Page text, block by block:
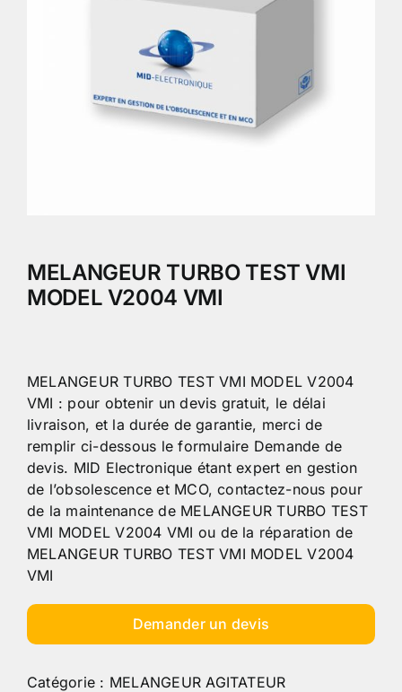
MELANGEUR TURBO TEST VMI
MODEL V2004 VMI
MELANGEUR TURBO TEST VMI MODEL V2004
VMI : pour obtenir un devis gratuit, le délai
livraison, et la durée de garantie, merci de
remplir ci-dessous le formulaire Demande de
devis. MID Electronique étant expert en gestion
de l’obsolescence et MCO, contactez-nous pour
de la maintenance de MELANGEUR TURBO TEST
VMI MODEL V2004 VMI ou de la réparation de
MELANGEUR TURBO TEST VMI MODEL V2004
VMI
Demander un devis
Catégorie : MELANGEUR AGITATEUR